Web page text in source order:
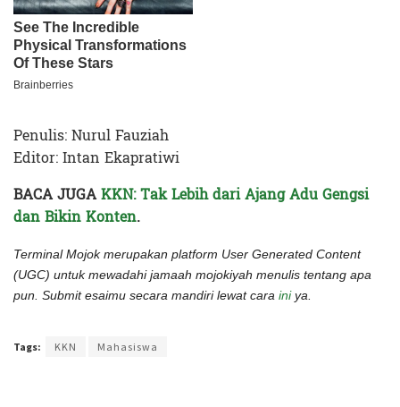
Penulis: Nurul Fauziah
Editor: Intan Ekapratiwi
BACA JUGAKKN: Tak Lebih dari Ajang Adu Gengsi
dan Bikin Konten.
Terminal Mojok merupakan platform User Generated Content
(UGC) untuk mewadahi jamaah mojokiyah menulis tentang apa
pun. Submit esaimu secara mandiri lewat cara iniya.
Tags: KKN Mahasiswa